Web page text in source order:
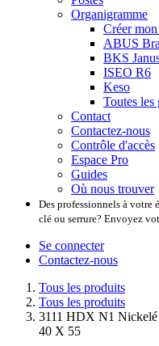
Organigramme
Créer
ABUS
BKS
ISEO R6
Keso
Toutes
Contact
Contactez-nous
Contrôle d'accès
Espace Pro
Guides
Où nous trouver
Des professionnels à
clé ou serrure? Envoyez
Se connecter
Contactez-nous
Tous les produits
Tous les produits
3111 HDX N1
40 X 55